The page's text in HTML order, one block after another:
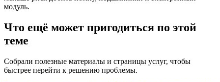
модуль.
Что ещё может пригодиться по этой
теме
Собрали полезные материалы и страницы услуг, чтобы
быстрее перейти к решению проблемы.